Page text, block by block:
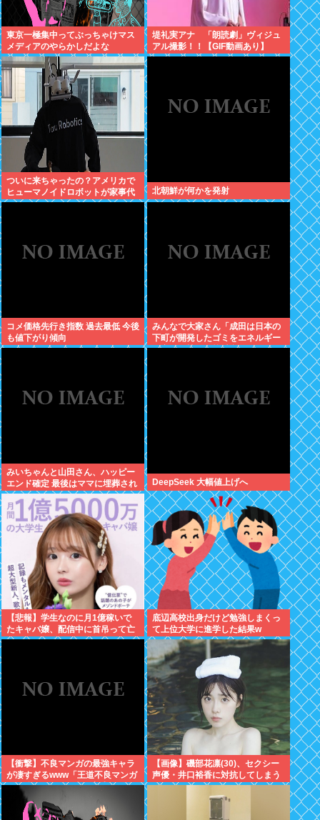
東京一極集中ってぶっちゃけマス
メディアのやらかしだよな
堤礼実アナ 「朗読劇」ヴィジュ
アル撮影！！【GIF動画あり】
ついに来ちゃったの？アメリカで
ヒューマノイドロボットが家事代
行サービスを開始
北朝鮮が何かを発射
コメ価格先行き指数 過去最低 今後
も値下がり傾向
みんなで大家さん「成田は日本の
下町が開発したゴミをエネルギー
に変える技術と核融合発電を使う
みいちゃんと山田さん、ハッピー
エンド確定 最後はママに埋葬され
る
DeepSeek 大幅値上げへ
【悲報】学生なのに月1億稼いで
たキャバ嬢、配信中に首吊って亡
くなる
底辺高校出身だけど勉強しまくっ
て上位大学に進学した結果w
【衝撃】不良マンガの最強キャラ
が凄すぎるwww「王道不良マンガ
の最強キャラTier表」完成す
る！！この最強キャラは…
【画像】磯部花凛(30)、セクシー
声優・井口裕香に対抗してしまう
www